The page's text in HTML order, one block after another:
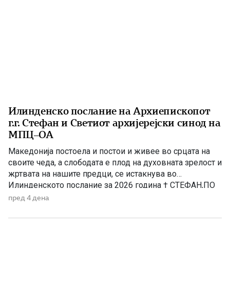
Илинденско послание на Архиепископот
г.г. Стефан и Светиот архијерејски синод на
МПЦ–ОА
Македонија постоела и постои и живее во срцата на
своите чеда, а слободата е плод на духовната зрелост и
жртвата на нашите предци, се истакнува во
Илинденското послание за 2026 година † СТЕФАН,ПО
МИЛОСТА БОЖЈА,АРХИЕПИСКОП ОХРИДСКИ И
СИНОД,ПО ПОВОД ИЛИНДЕНСКИТЕ
пред 4 дена